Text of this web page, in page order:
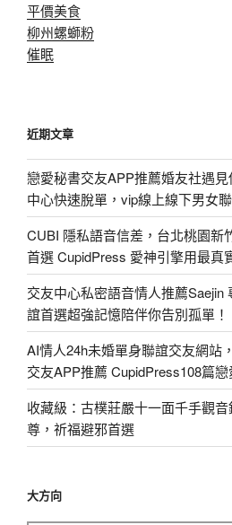
平價美食
柳州螺螄粉
催眠
近期文章
戀愛秘書交友APP推薦婚友社遇
中心快速脫單，vip線上線下男女
CUBI 隱私語音信差，台北桃園新
首選 CupidPress 愛神引擎用最真
交友中心私密語音情人推薦Saejin
誼首選超強記憶陪伴你告別孤單！
AI情人24h未婚單身聯誼交友網站
交友APP推薦 CupidPress108篇
收藏級：古樸莊嚴十一面千手觀
尊，祈福避邪首選
大方向